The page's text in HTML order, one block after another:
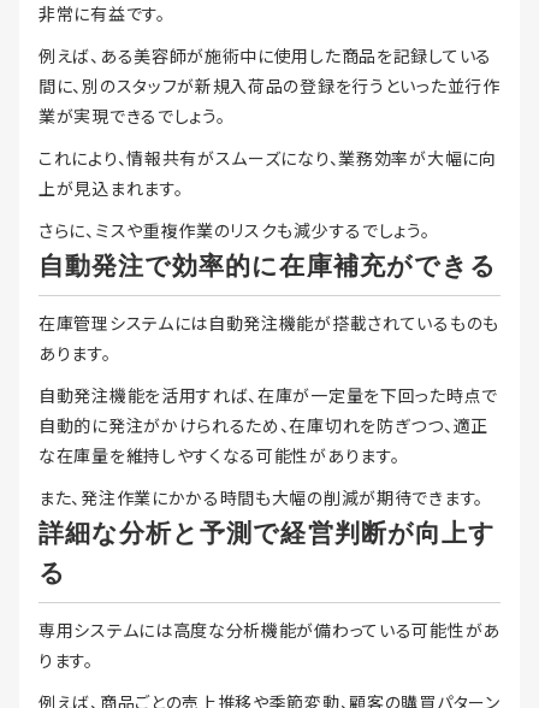
非常に有益です。
例えば、ある美容師が施術中に使用した商品を記録している
間に、別のスタッフが新規入荷品の登録を行うといった並行作
業が実現できるでしょう。
これにより、情報共有がスムーズになり、業務効率が大幅に向
上が見込まれます。
さらに、ミスや重複作業のリスクも減少するでしょう。
自動発注で効率的に在庫補充ができる
在庫管理システムには自動発注機能が搭載されているものも
あります。
自動発注機能を活用すれば、在庫が一定量を下回った時点で
自動的に発注がかけられるため、在庫切れを防ぎつつ、適正
な在庫量を維持しやすくなる可能性があります。
また、発注作業にかかる時間も大幅の削減が期待できます。
詳細な分析と予測で経営判断が向上す
る
専用システムには高度な分析機能が備わっている可能性があ
ります。
例えば、商品ごとの売上推移や季節変動、顧客の購買パターン